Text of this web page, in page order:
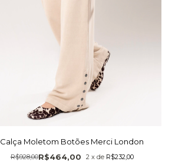
Calça Moletom Botões Merci London
R$464,00
R$928,00 2 x de R$232,00